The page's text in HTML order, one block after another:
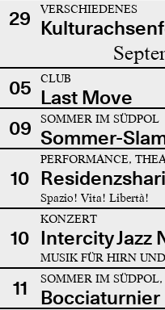
29 VERSCHIEDENES
05 CLUB
Last Move
09
SOMMER IM SÜDPOL
Sommer-
10
PERFORMANCE,
Spazio! Vita! Libertà!
10
KONZERT
Intercity Jazz
MUSIK FÜR HIRN
11 SOMMER IM
Bocciaturnier